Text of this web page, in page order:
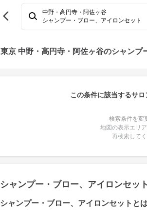
中野・高円寺・阿佐ヶ谷
シャンプー・ブロー、アイロンセット
東京 中野・高円寺・阿佐ヶ谷のシャンプ
この条件に該当するサ
検索条件を変
地図の表示エリ
再検索して
シャンプー・ブロー、アイロンセッ
シャンプー・ブロー、アイロンセットとは